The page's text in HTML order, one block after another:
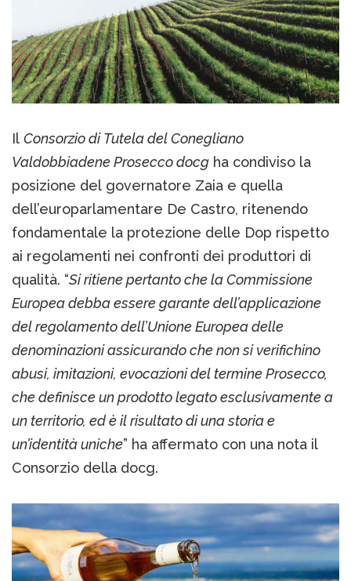
Il Consorzio di Tutela del Conegliano
Valdobbiadene Prosecco docg ha condiviso la
posizione del governatore Zaia e quella
dell’europarlamentare De Castro, ritenendo
fondamentale la protezione delle Dop rispetto
ai regolamenti nei confronti dei produttori di
qualità. “Si ritiene pertanto che la Commissione
Europea debba essere garante dell’applicazione
del regolamento dell’Unione Europea delle
denominazioni assicurando che non si verifichino
abusi, imitazioni, evocazioni del termine Prosecco,
che definisce un prodotto legato esclusivamente a
un territorio, ed è il risultato di una storia e
un’identità uniche” ha affermato con una nota il
Consorzio della docg.